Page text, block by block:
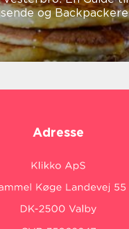
og Backpackere
Adresse